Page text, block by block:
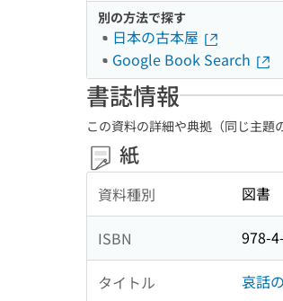
別の方法で探す
日本の古本屋
Google Book Search
書誌情報
この資料の詳細や典拠（同じ主題
紙
資料種別 図書
ISBN 978-
タイトル 哀話